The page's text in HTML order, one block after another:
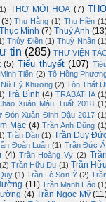
THƠ MỜI HOẠ (7)
(3) Thu Hằng (1) Thu Hiền
Thục Minh (7) Thuỳ Anh
Thủy Điền (1) Thuỳ Nhân
tin (285) THƯ VIỆN
(5) Tiểu thuyết (107)
Tiến (2) Tô Hồng
Hỷ Khương (2) Tôn Thất
Trà Bình (4) TRABATHA
Xuân Mậu Tuất 2018
Đón Xuân Đinh Dậu 2017
Mặc (4) Trần Anh Dũng
Trần Dần (1) Trần Duy
Đoàn Luận (1) Trần Đức
(4) Trần Hoàng Vy (2)
(2) Trần Hữu Du (1) Trần
(1) Trần Lê Sơn Ý (2)
(11) Trần Mạnh Hảo
(4) Trần Ngọc Mỹ